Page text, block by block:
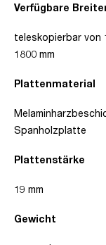
Verfügbare
Plattenmaterial
Plattenstärke
Gewicht
teleskopierbar von
1800 mm
Spanholzplatte
19 mm